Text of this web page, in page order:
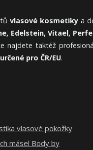
vlasové kosmetikya
Edelstein, Vitael,
najdete taktéž
pro ČR/EU.
vlasové pokožky
másel Body by